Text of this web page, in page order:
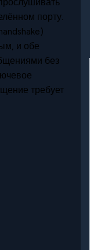
порту.
и обе
без
требует